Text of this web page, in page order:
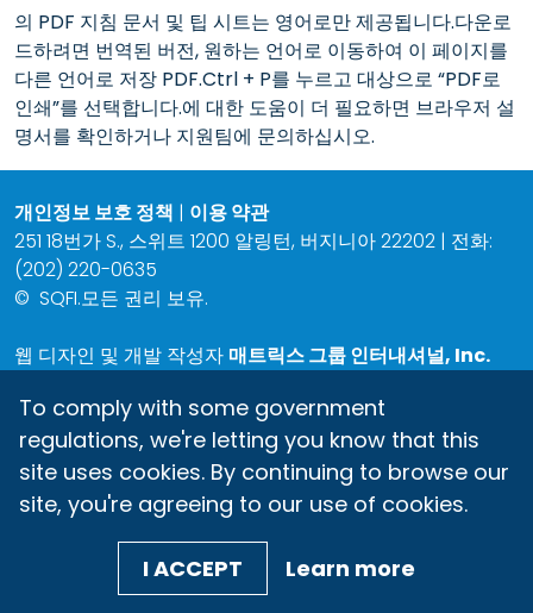
의 PDF 지침 문서 및 팁 시트는 영어로만 제공됩니다.다운로
드하려면 번역된 버전, 원하는 언어로 이동하여 이 페이지를
다른 언어로 저장 PDF.Ctrl + P를 누르고 대상으로 “PDF로
인쇄”를 선택합니다.에 대한 도움이 더 필요하면 브라우저 설
명서를 확인하거나 지원팀에 문의하십시오.
개인정보 보호 정책 | 이용 약관
251 18번가 S., 스위트 1200 알링턴, 버지니아 22202 | 전화:
(202) 220-0635
© SQFI.모든 권리 보유.
웹 디자인 및 개발 작성자 매트릭스 그룹 인터내셔널, Inc.
To comply with some government
regulations, we're letting you know that this
site uses cookies. By continuing to browse our
site, you're agreeing to our use of cookies.
I ACCEPT Learn more